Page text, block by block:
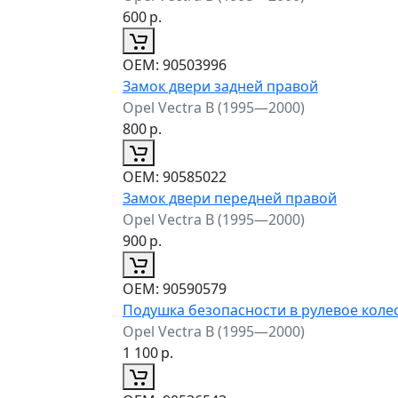
600р.
ОЕМ: 90503996
Замок двери задней правой
Opel Vectra B (1995—2000)
800р.
ОЕМ: 90585022
Замок двери передней правой
Opel Vectra B (1995—2000)
900р.
ОЕМ: 90590579
Подушка безопасности в рулевое
Opel Vectra B (1995—2000)
1 100р.